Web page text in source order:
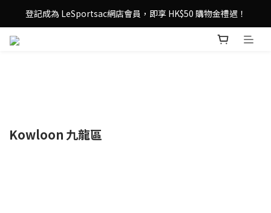
登記成為 LeSportsac網店會員，即享 HK$50 購物金禮遇！
登記成為 LeSportsac網店會員，即享 HK$50 購物金禮遇！
滿 $800尊享港澳免費送貨，購物從此更輕鬆自在！
Kowloon九龍區